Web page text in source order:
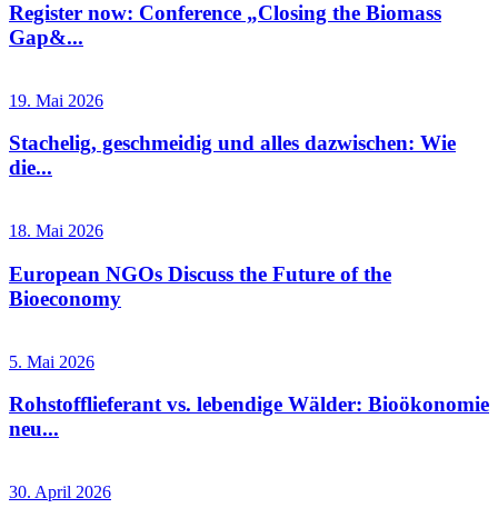
Register now: Conference „Closing the Biomass
Gap&...
19. Mai 2026
Stachelig, geschmeidig und alles dazwischen: Wie
die...
18. Mai 2026
European NGOs Discuss the Future of the
Bioeconomy
5. Mai 2026
Rohstofflieferant vs. lebendige Wälder: Bioökonomie
neu...
30. April 2026